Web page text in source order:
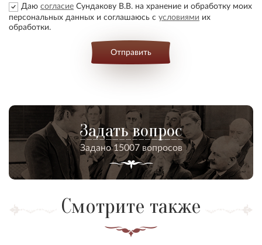
Даю согласие Сундакову В.В. на хранение и обработку моих
персональных данных и соглашаюсь с условиями их
обработки.
Отправить
Задать вопрос
Задано 15007 вопросов
Смотрите также